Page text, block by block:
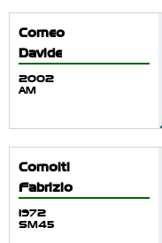
Corneo
Davide
2002
AM
Cornolti
Fabrizio
1972
SM45